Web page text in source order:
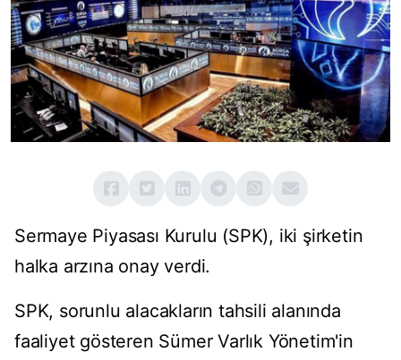
Sermaye Piyasası Kurulu (SPK), iki şirketin
halka arzına onay verdi.
SPK, sorunlu alacakların tahsili alanında
faaliyet gösteren Sümer Varlık Yönetim'in